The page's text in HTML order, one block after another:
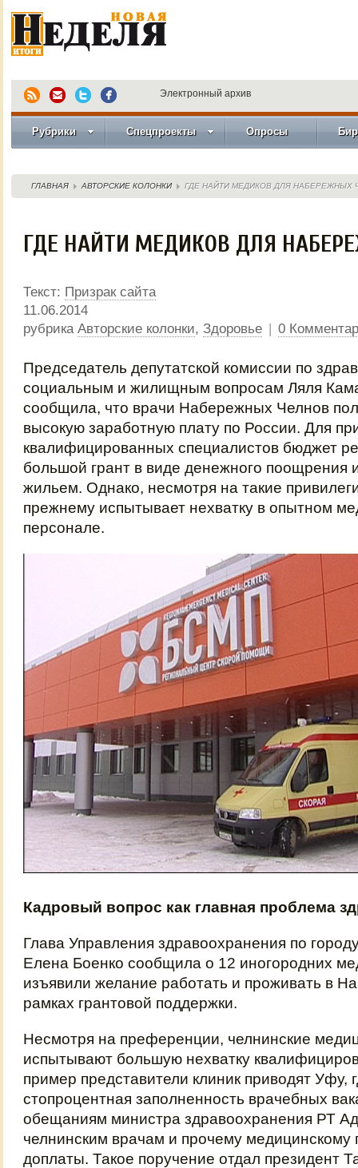
Электронный архив
Рубрики Спецпроекты Опросы
ГЛАВНАЯ АВТОРСКИЕ КОЛОНКИ ГДЕ НАЙТИ МЕДИКОВ ДЛЯ НАБЕРЕЖНЫХ
ГДЕ НАЙТИ МЕДИКОВ ДЛЯ
Текст: Призрак сайта
11.06.2014
рубрика Авторские колонки, Здоровье | 0
Председатель депутатской комиссии по
социальным и жилищным вопросам Ляля
сообщила, что врачи Набережных Челнов
высокую заработную плату по России. Для
квалифицированных специалистов бюджет
большой грант в виде денежного поощрения
жильем. Однако, несмотря на такие
прежнему испытывает нехватку в опытном
персонале.
Кадровый вопрос как главная проблема
Глава Управления здравоохранения по
Елена Боенко сообщила о 12 иногородних
изъявили желание работать и проживать в
рамках грантовой поддержки.
Несмотря на преференции, челнинские
испытывают большую нехватку
пример представители клиник приводят Уфу,
стопроцентная заполненность врачебных
обещаниям министра здравоохранения РТ
челнинским врачам и прочему
доплаты. Такое поручение отдал президент